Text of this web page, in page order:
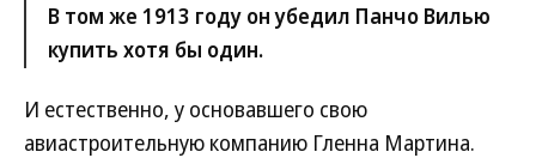
В том же 1913 году он убедил Панчо Вилью
купить хотя бы один.
И естественно, у основавшего свою
авиастроительную компанию Гленна Мартина.